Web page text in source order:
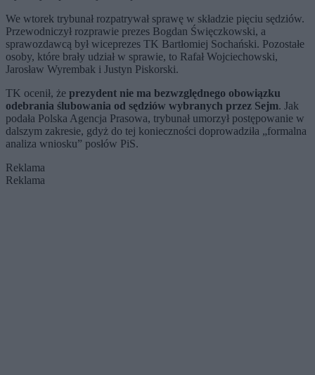
We wtorek trybunał rozpatrywał sprawę w składzie pięciu sędziów.
Przewodniczył rozprawie prezes Bogdan Święczkowski, a
sprawozdawcą był wiceprezes TK Bartłomiej Sochański. Pozostałe
osoby, które brały udział w sprawie, to Rafał Wojciechowski,
Jarosław Wyrembak i Justyn Piskorski.
TK ocenił, że prezydent nie ma bezwzględnego obowiązku
odebrania ślubowania od sędziów wybranych przez Sejm. Jak
podała Polska Agencja Prasowa, trybunał umorzył postępowanie w
dalszym zakresie, gdyż do tej konieczności doprowadziła „formalna
analiza wniosku” posłów PiS.
Reklama
Reklama